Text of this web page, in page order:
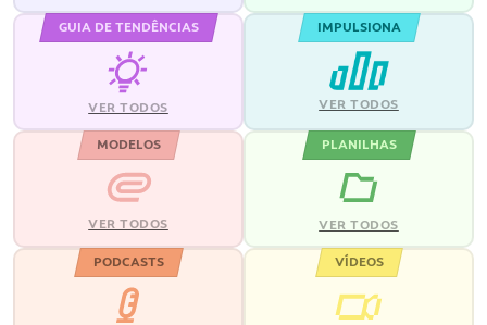
GUIA DE TENDÊNCIAS
VER TODOS
IMPULSIONA
VER TODOS
MODELOS
VER TODOS
PLANILHAS
VER TODOS
PODCASTS VÍDEOS